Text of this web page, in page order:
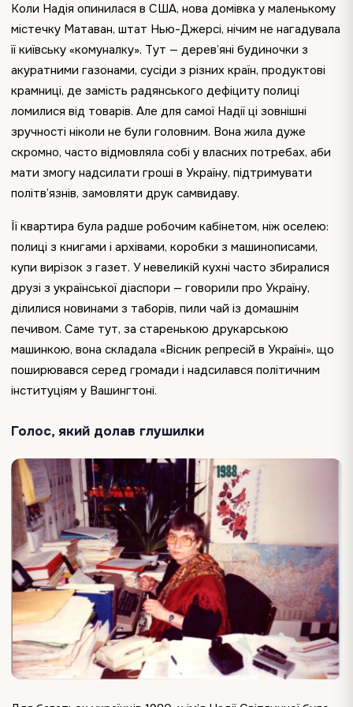
Коли Надія опинилася в США, нова домівка у маленькому
містечку Матаван, штат Нью-Джерсі, нічим не нагадувала
її київську «комуналку». Тут — дерев’яні будиночки з
акуратними газонами, сусіди з різних країн, продуктові
крамниці, де замість радянського дефіциту полиці
ломилися від товарів. Але для самої Надії ці зовнішні
зручності ніколи не були головним. Вона жила дуже
скромно, часто відмовляла собі у власних потребах, аби
мати змогу надсилати гроші в Україну, підтримувати
політв’язнів, замовляти друк самвидаву.
Її квартира була радше робочим кабінетом, ніж оселею:
полиці з книгами і архівами, коробки з машинописами,
купи вирізок з газет. У невеликій кухні часто збиралися
друзі з української діаспори — говорили про Україну,
ділилися новинами з таборів, пили чай із домашнім
печивом. Саме тут, за старенькою друкарською
машинкою, вона складала «Вісник репресій в Україні», що
поширювався серед громади і надсилався політичним
інституціям у Вашингтоні.
Голос, який долав глушилки